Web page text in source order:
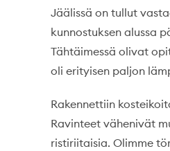
Jäälissä on tullut
kunnostuksen alussa
Tähtäimessä olivat
oli erityisen paljon
Rakennettiin
Ravinteet vähenivät
ristiriitaisia. Olimme